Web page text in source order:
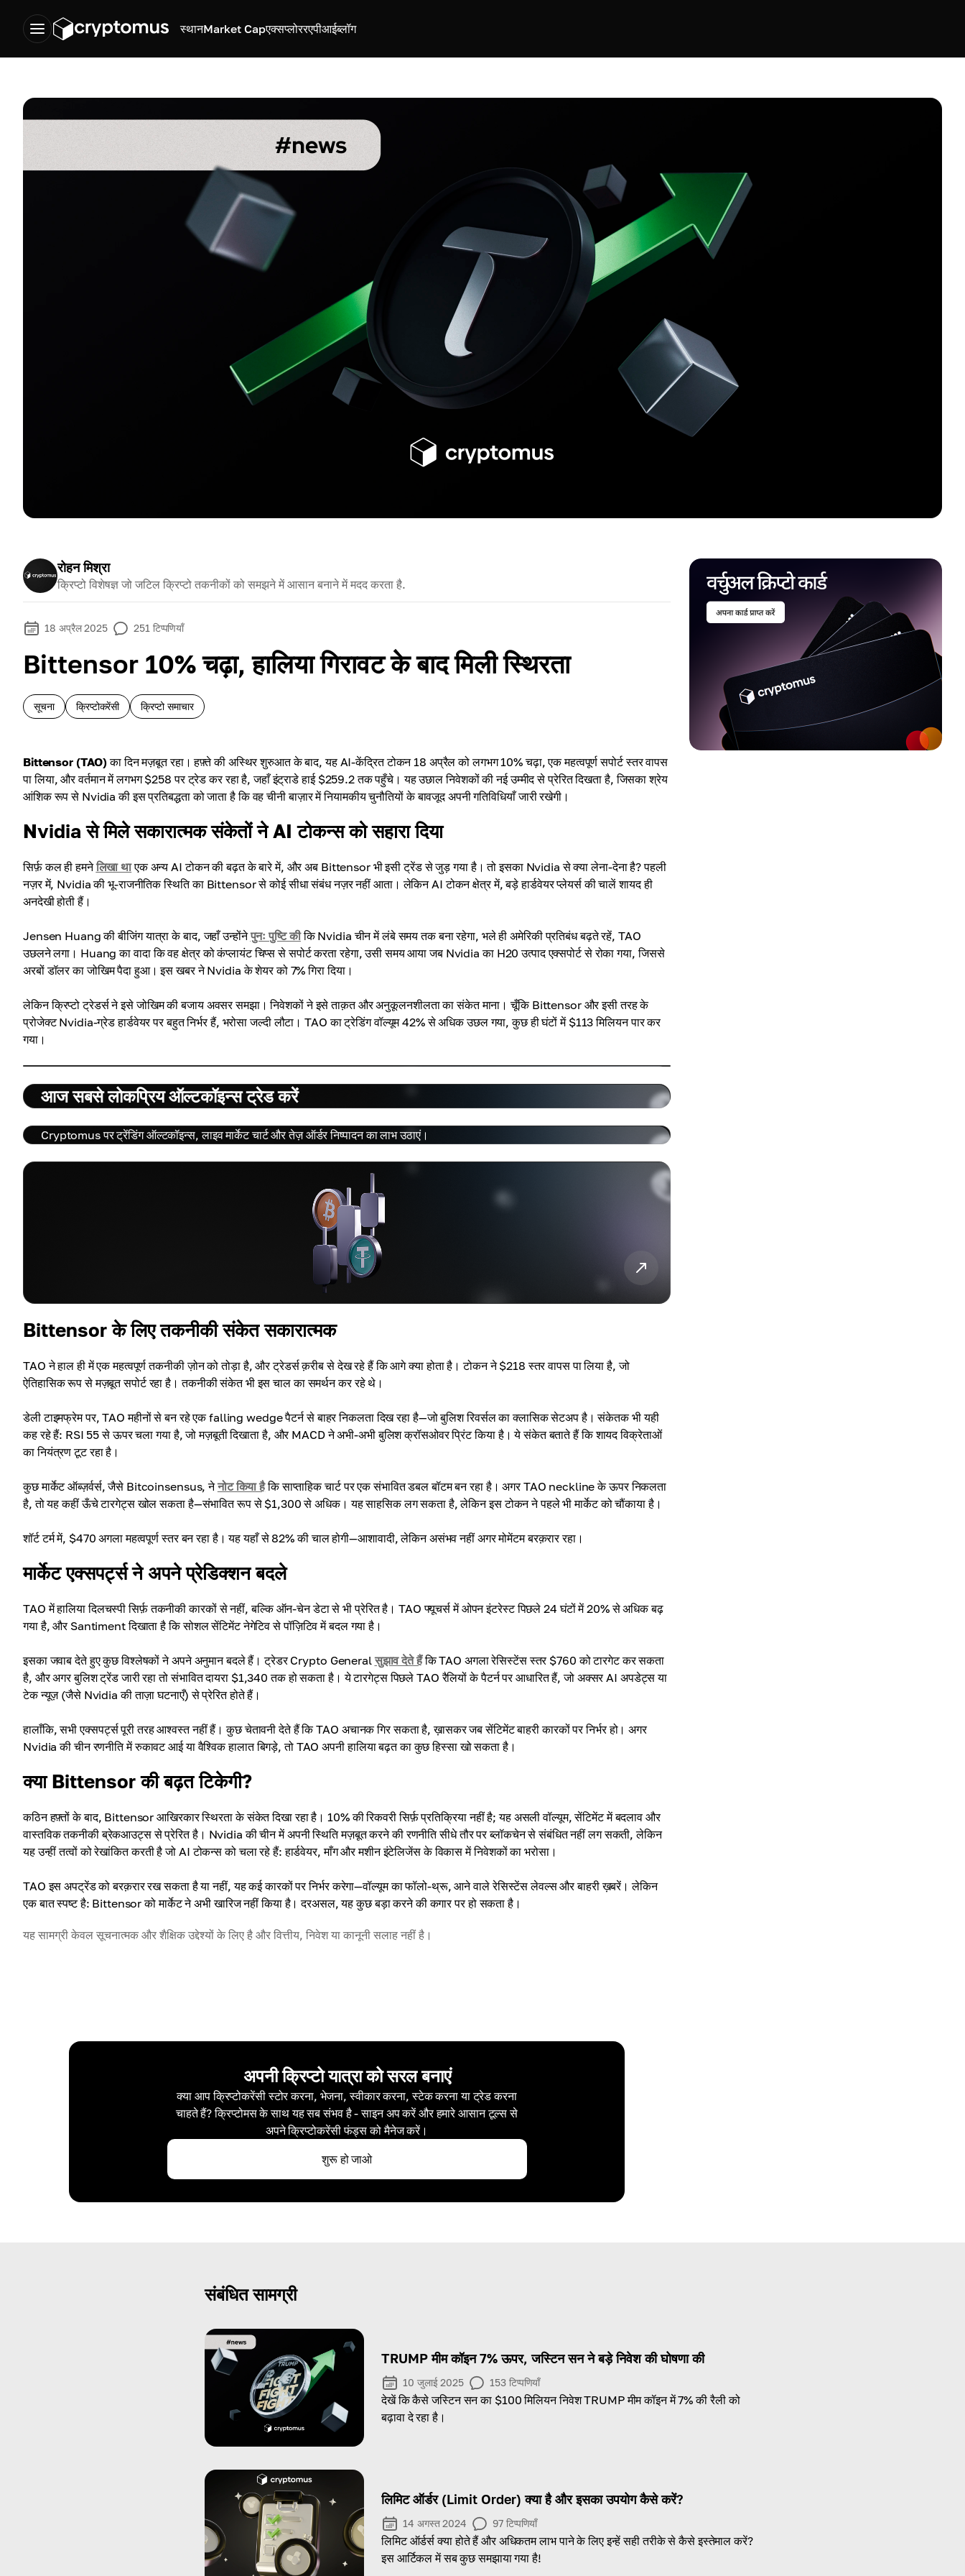
स्थानMarket Capएक्सप्लोररएपीआईब्लॉग
रोहन मिश्रा
क्रिप्टो विशेषज्ञ जो जटिल क्रिप्टो तकनीकों को समझने में आसान बनाने में मदद करता है.
18 अप्रैल 2025 251 टिप्पणियाँ
Bittensor 10% चढ़ा, हालिया गिरावट के बाद मिली स्थिरता
सूचना क्रिप्टोकरेंसी क्रिप्टो समाचार
Bittensor (TAO)का दिन मज़बूत रहा। हफ़्ते की अस्थिर शुरुआत के बाद, यह AI-केंद्रित टोकन 18 अप्रैल को लगभग 10% चढ़ा, एक महत्वपूर्ण सपोर्ट स्तर वापस
पा लिया, और वर्तमान में लगभग $258 पर ट्रेड कर रहा है, जहाँ इंट्राडे हाई $259.2 तक पहुँचे। यह उछाल निवेशकों की नई उम्मीद से प्रेरित दिखता है, जिसका श्रेय
आंशिक रूप से Nvidia की इस प्रतिबद्धता को जाता है कि वह चीनी बाज़ार में नियामकीय चुनौतियों के बावजूद अपनी गतिविधियाँ जारी रखेगी।
Nvidia से मिले सकारात्मक संकेतों ने AI टोकन्स को सहारा दिया
सिर्फ़ कल ही हमनेलिखा थाएक अन्य AI टोकन की बढ़त के बारे में, और अब Bittensor भी इसी ट्रेंड से जुड़ गया है। तो इसका Nvidia से क्या लेना-देना है? पहली
नज़र में, Nvidia की भू-राजनीतिक स्थिति का Bittensor से कोई सीधा संबंध नज़र नहीं आता। लेकिन AI टोकन क्षेत्र में, बड़े हार्डवेयर प्लेयर्स की चालें शायद ही
अनदेखी होती हैं।
Jensen Huang की बीजिंग यात्रा के बाद, जहाँ उन्होंनेपुनः पुष्टि कीकि Nvidia चीन में लंबे समय तक बना रहेगा, भले ही अमेरिकी प्रतिबंध बढ़ते रहें, TAO
उछलने लगा। Huang का वादा कि वह क्षेत्र को कंप्लायंट चिप्स से सपोर्ट करता रहेगा, उसी समय आया जब Nvidia का H20 उत्पाद एक्सपोर्ट से रोका गया, जिससे
अरबों डॉलर का जोखिम पैदा हुआ। इस खबर ने Nvidia के शेयर को 7% गिरा दिया।
लेकिन क्रिप्टो ट्रेडर्स ने इसे जोखिम की बजाय अवसर समझा। निवेशकों ने इसे ताक़त और अनुकूलनशीलता का संकेत माना। चूँकि Bittensor और इसी तरह के
प्रोजेक्ट Nvidia-ग्रेड हार्डवेयर पर बहुत निर्भर हैं, भरोसा जल्दी लौटा। TAO का ट्रेडिंग वॉल्यूम 42% से अधिक उछल गया, कुछ ही घंटों में $113 मिलियन पार कर
गया।
आज सबसे लोकप्रिय ऑल्टकॉइन्स ट्रेड करें
Cryptomus पर ट्रेंडिंग ऑल्टकॉइन्स, लाइव मार्केट चार्ट और तेज़ ऑर्डर निष्पादन का लाभ उठाएं।
Bittensor के लिए तकनीकी संकेत सकारात्मक
TAO ने हाल ही में एक महत्वपूर्ण तकनीकी ज़ोन को तोड़ा है, और ट्रेडर्स क़रीब से देख रहे हैं कि आगे क्या होता है। टोकन ने $218 स्तर वापस पा लिया है, जो
ऐतिहासिक रूप से मज़बूत सपोर्ट रहा है। तकनीकी संकेत भी इस चाल का समर्थन कर रहे थे।
डेली टाइमफ्रेम पर, TAO महीनों से बन रहे एक falling wedge पैटर्न से बाहर निकलता दिख रहा है—जो बुलिश रिवर्सल का क्लासिक सेटअप है। संकेतक भी यही
कह रहे हैं: RSI 55 से ऊपर चला गया है, जो मज़बूती दिखाता है, और MACD ने अभी-अभी बुलिश क्रॉसओवर प्रिंट किया है। ये संकेत बताते हैं कि शायद विक्रेताओं
का नियंत्रण टूट रहा है।
कुछ मार्केट ऑब्ज़र्वर्स, जैसे Bitcoinsensus, नेनोट किया हैकि साप्ताहिक चार्ट पर एक संभावित डबल बॉटम बन रहा है। अगर TAO neckline के ऊपर निकलता
है, तो यह कहीं ऊँचे टारगेट्स खोल सकता है—संभावित रूप से $1,300 से अधिक। यह साहसिक लग सकता है, लेकिन इस टोकन ने पहले भी मार्केट को चौंकाया है।
शॉर्ट टर्म में, $470 अगला महत्वपूर्ण स्तर बन रहा है। यह यहाँ से 82% की चाल होगी—आशावादी, लेकिन असंभव नहीं अगर मोमेंटम बरक़रार रहा।
मार्केट एक्सपर्ट्स ने अपने प्रेडिक्शन बदले
TAO में हालिया दिलचस्पी सिर्फ़ तकनीकी कारकों से नहीं, बल्कि ऑन-चेन डेटा से भी प्रेरित है। TAO फ्यूचर्स में ओपन इंटरेस्ट पिछले 24 घंटों में 20% से अधिक बढ़
गया है, और Santiment दिखाता है कि सोशल सेंटिमेंट नेगेटिव से पॉज़िटिव में बदल गया है।
इसका जवाब देते हुए कुछ विश्लेषकों ने अपने अनुमान बदले हैं। ट्रेडर Crypto Generalसुझाव देते हैंकि TAO अगला रेसिस्टेंस स्तर $760 को टारगेट कर सकता
है, और अगर बुलिश ट्रेंड जारी रहा तो संभावित दायरा $1,340 तक हो सकता है। ये टारगेट्स पिछले TAO रैलियों के पैटर्न पर आधारित हैं, जो अक्सर AI अपडेट्स या
टेक न्यूज़ (जैसे Nvidia की ताज़ा घटनाएँ) से प्रेरित होते हैं।
हालाँकि, सभी एक्सपर्ट्स पूरी तरह आश्वस्त नहीं हैं। कुछ चेतावनी देते हैं कि TAO अचानक गिर सकता है, ख़ासकर जब सेंटिमेंट बाहरी कारकों पर निर्भर हो। अगर
Nvidia की चीन रणनीति में रुकावट आई या वैश्विक हालात बिगड़े, तो TAO अपनी हालिया बढ़त का कुछ हिस्सा खो सकता है।
क्या Bittensor की बढ़त टिकेगी?
कठिन हफ़्तों के बाद, Bittensor आखिरकार स्थिरता के संकेत दिखा रहा है। 10% की रिकवरी सिर्फ़ प्रतिक्रिया नहीं है; यह असली वॉल्यूम, सेंटिमेंट में बदलाव और
वास्तविक तकनीकी ब्रेकआउट्स से प्रेरित है। Nvidia की चीन में अपनी स्थिति मज़बूत करने की रणनीति सीधे तौर पर ब्लॉकचेन से संबंधित नहीं लग सकती, लेकिन
यह उन्हीं तत्वों को रेखांकित करती है जो AI टोकन्स को चला रहे हैं: हार्डवेयर, माँग और मशीन इंटेलिजेंस के विकास में निवेशकों का भरोसा।
TAO इस अपट्रेंड को बरक़रार रख सकता है या नहीं, यह कई कारकों पर निर्भर करेगा—वॉल्यूम का फॉलो-थ्रू, आने वाले रेसिस्टेंस लेवल्स और बाहरी ख़बरें। लेकिन
एक बात स्पष्ट है: Bittensor को मार्केट ने अभी खारिज नहीं किया है। दरअसल, यह कुछ बड़ा करने की कगार पर हो सकता है।
यह सामग्री केवल सूचनात्मक और शैक्षिक उद्देश्यों के लिए है और वित्तीय, निवेश या कानूनी सलाह नहीं है।
अपनी क्रिप्टो यात्रा को सरल बनाएं
क्या आप क्रिप्टोकरेंसी स्टोर करना, भेजना, स्वीकार करना, स्टेक करना या ट्रेड करना
चाहते हैं? क्रिप्टोमस के साथ यह सब संभव है - साइन अप करें और हमारे आसान टूल्स से
अपने क्रिप्टोकरेंसी फंड्स को मैनेज करें।
शुरू हो जाओ
संबंधित सामग्री
TRUMP मीम कॉइन 7% ऊपर, जस्टिन सन ने बड़े निवेश की घोषणा की
10 जुलाई 2025 153 टिप्पणियाँ
देखें कि कैसे जस्टिन सन का $100 मिलियन निवेश TRUMP मीम कॉइन में 7% की रैली को
बढ़ावा दे रहा है।
लिमिट ऑर्डर (Limit Order) क्या है और इसका उपयोग कैसे करें?
14 अगस्त 2024 97 टिप्पणियाँ
लिमिट ऑर्डर्स क्या होते हैं और अधिकतम लाभ पाने के लिए इन्हें सही तरीके से कैसे इस्तेमाल करें?
इस आर्टिकल में सब कुछ समझाया गया है!